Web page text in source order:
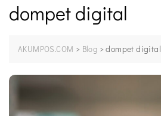
dompet digital
AKUMPOS.COM > Blog >dompet digital